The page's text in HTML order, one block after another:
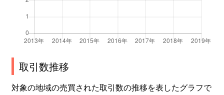
取引数推移
対象の地域の売買された取引数の推移を表したグラフで